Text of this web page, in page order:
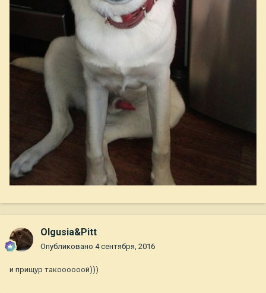
Olgusia&Pitt
Опубликовано 4 сентября, 2016
и прищур такоооооой)))